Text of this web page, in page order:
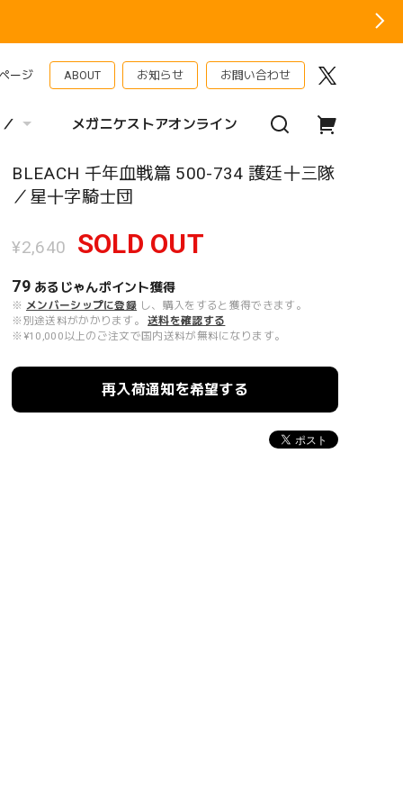
ージ ABOUT お知らせ お問い合わせ
メガニケストアオンライン
BLEACH 千年血戦篇 500-734 護廷十三隊
／星十字騎士団
¥2,640 SOLD OUT
79 あるじゃんポイント獲得
※ メンバーシップに登録 し、購入をすると獲得できます。
※別途送料がかかります。
送料を確認する
※¥10,000以上のご注文で国内送料が無料になります。
再入荷通知を希望する